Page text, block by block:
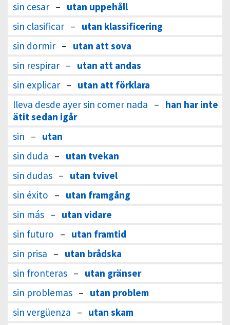
sin cesar – utan uppehåll
sin clasificar – utan klassificering
sin dormir – utan att sova
sin respirar – utan att andas
sin explicar – utan att förklara
lleva desde ayer sin comer nada – han har inte
ätit sedan igår
sin – utan
sin duda – utan tvekan
sin dudas – utan tvivel
sin éxito – utan framgång
sin más – utan vidare
sin futuro – utan framtid
sin prisa – utan brådska
sin fronteras – utan gränser
sin problemas – utan problem
sin vergüenza – utan skam